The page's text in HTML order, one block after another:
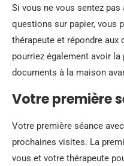
Si vous ne vous sentez pas
questions sur papier, vous
thérapeute et répondre
pourriez également avoir
documents à la maison
Votre première
Votre première séance
prochaines visites. La
vous et votre thérapeute